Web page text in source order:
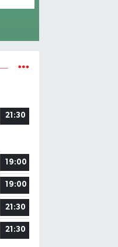
21:30
19:00
19:00
21:30
21:30